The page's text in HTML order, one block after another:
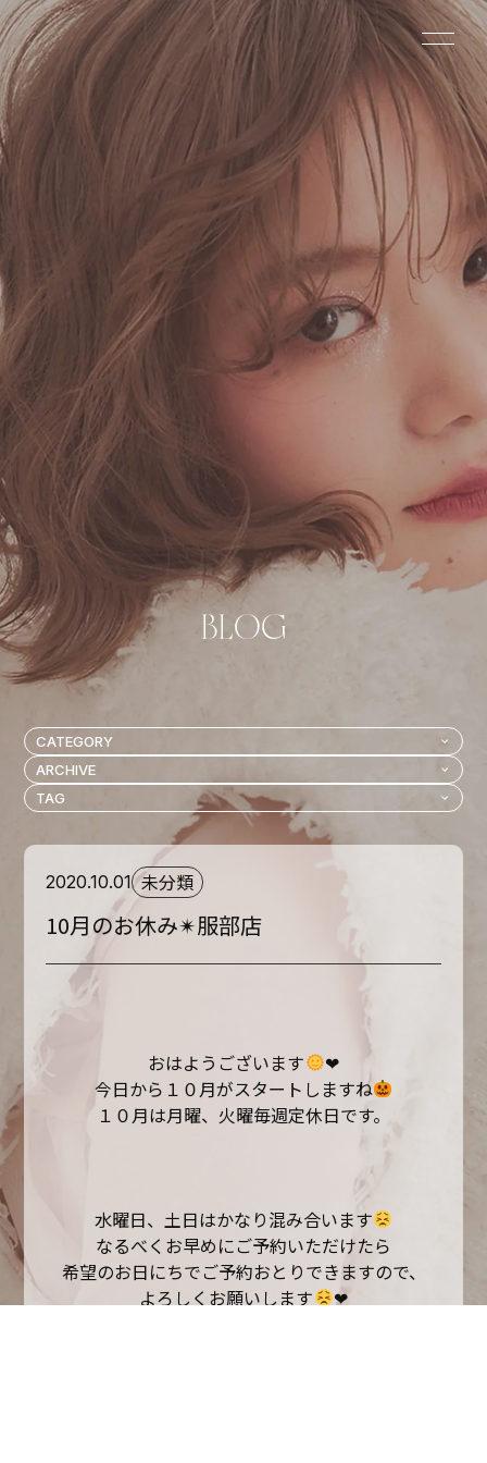
2020.10.01 未分類
10月のお休み✴︎服部店
おはようございます
❤︎
今日から１０月がスタートしますね
１０月は月曜、火曜毎週定休日です。
水曜日、土日はかなり混み合います
なるべくお早めにご予約いただけたら
希望のお日にちでご予約おとりできますので、
よろしくお願いします
❤︎